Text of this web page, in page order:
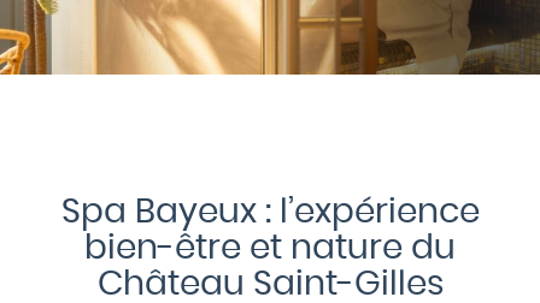
Spa Bayeux : l’expérience
bien-être et nature du
Château Saint-Gilles